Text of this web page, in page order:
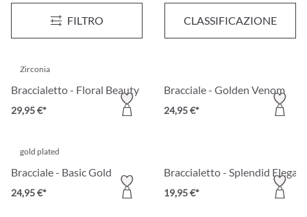
FILTRO CLASSIFICAZIONE
Parure - Silver Tears Braccialetto - Glamorous
34,95 €*
Zirconia
Braccialetto - Floral Beauty
29,95 €*
Bracciale - Golden Venom
24,95 €*
gold plated
Bracciale - Basic Gold
24,95 €*
Braccialetto - Splendid
19,95 €*